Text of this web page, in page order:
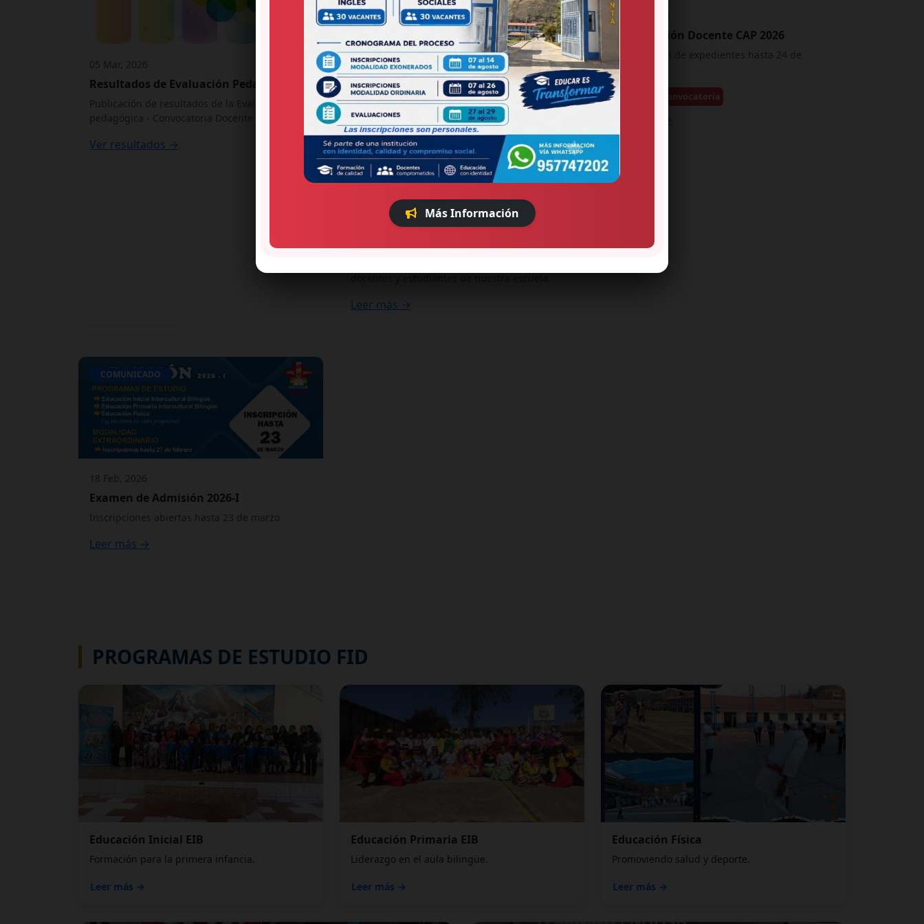
05 Mar, 2026
Resultados de Evaluación Pedagógica
Publicación de resultados de la Evaluación
pedagógica - Convocatoria Docente.
Ver resultados →
04 Mar, 2026
Visita de la Oficina RELO Andes -
Leer más →
18 Feb, 2026
Contratación Docente CAP 2026
Presentación de expedientes hasta 24 de
febrero
Descargar convocatoria
Leer más →
COMUNICADO
18 Feb, 2026
Examen de Admisión 2026-I
Inscripciones abiertas hasta 23 de marzo
Leer más →
PROGRAMAS DE ESTUDIO FID
Educación Inicial EIB
Formación para la primera infancia.
Leer más →
Educación Primaria EIB
Liderazgo en el aula bilingüe.
Leer más →
Educación Física
Promoviendo salud y deporte.
Leer más →
Más Información